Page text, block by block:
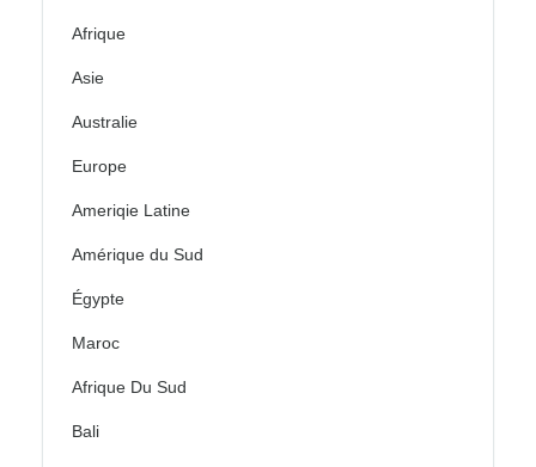
Afrique
Asie
Australie
Europe
Ameriqie Latine
Amérique du Sud
Égypte
Maroc
Afrique Du Sud
Bali